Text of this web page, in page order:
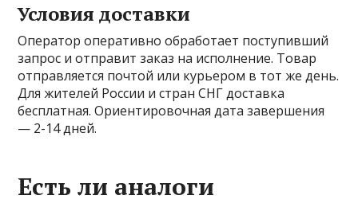
Условия доставки
Оператор оперативно обработает поступивший
запрос и отправит заказ на исполнение. Товар
отправляется почтой или курьером в тот же день.
Для жителей России и стран СНГ доставка
бесплатная. Ориентировочная дата завершения
— 2-14 дней.
Есть ли аналоги